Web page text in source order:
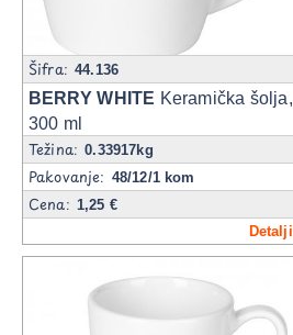
Šifra:44.136
BERRY WHITE Keramička šolja,
300 ml
Težina:0.33917kg
Pakovanje: 48/12/1 kom
Cena: 1,25 €
Detalji